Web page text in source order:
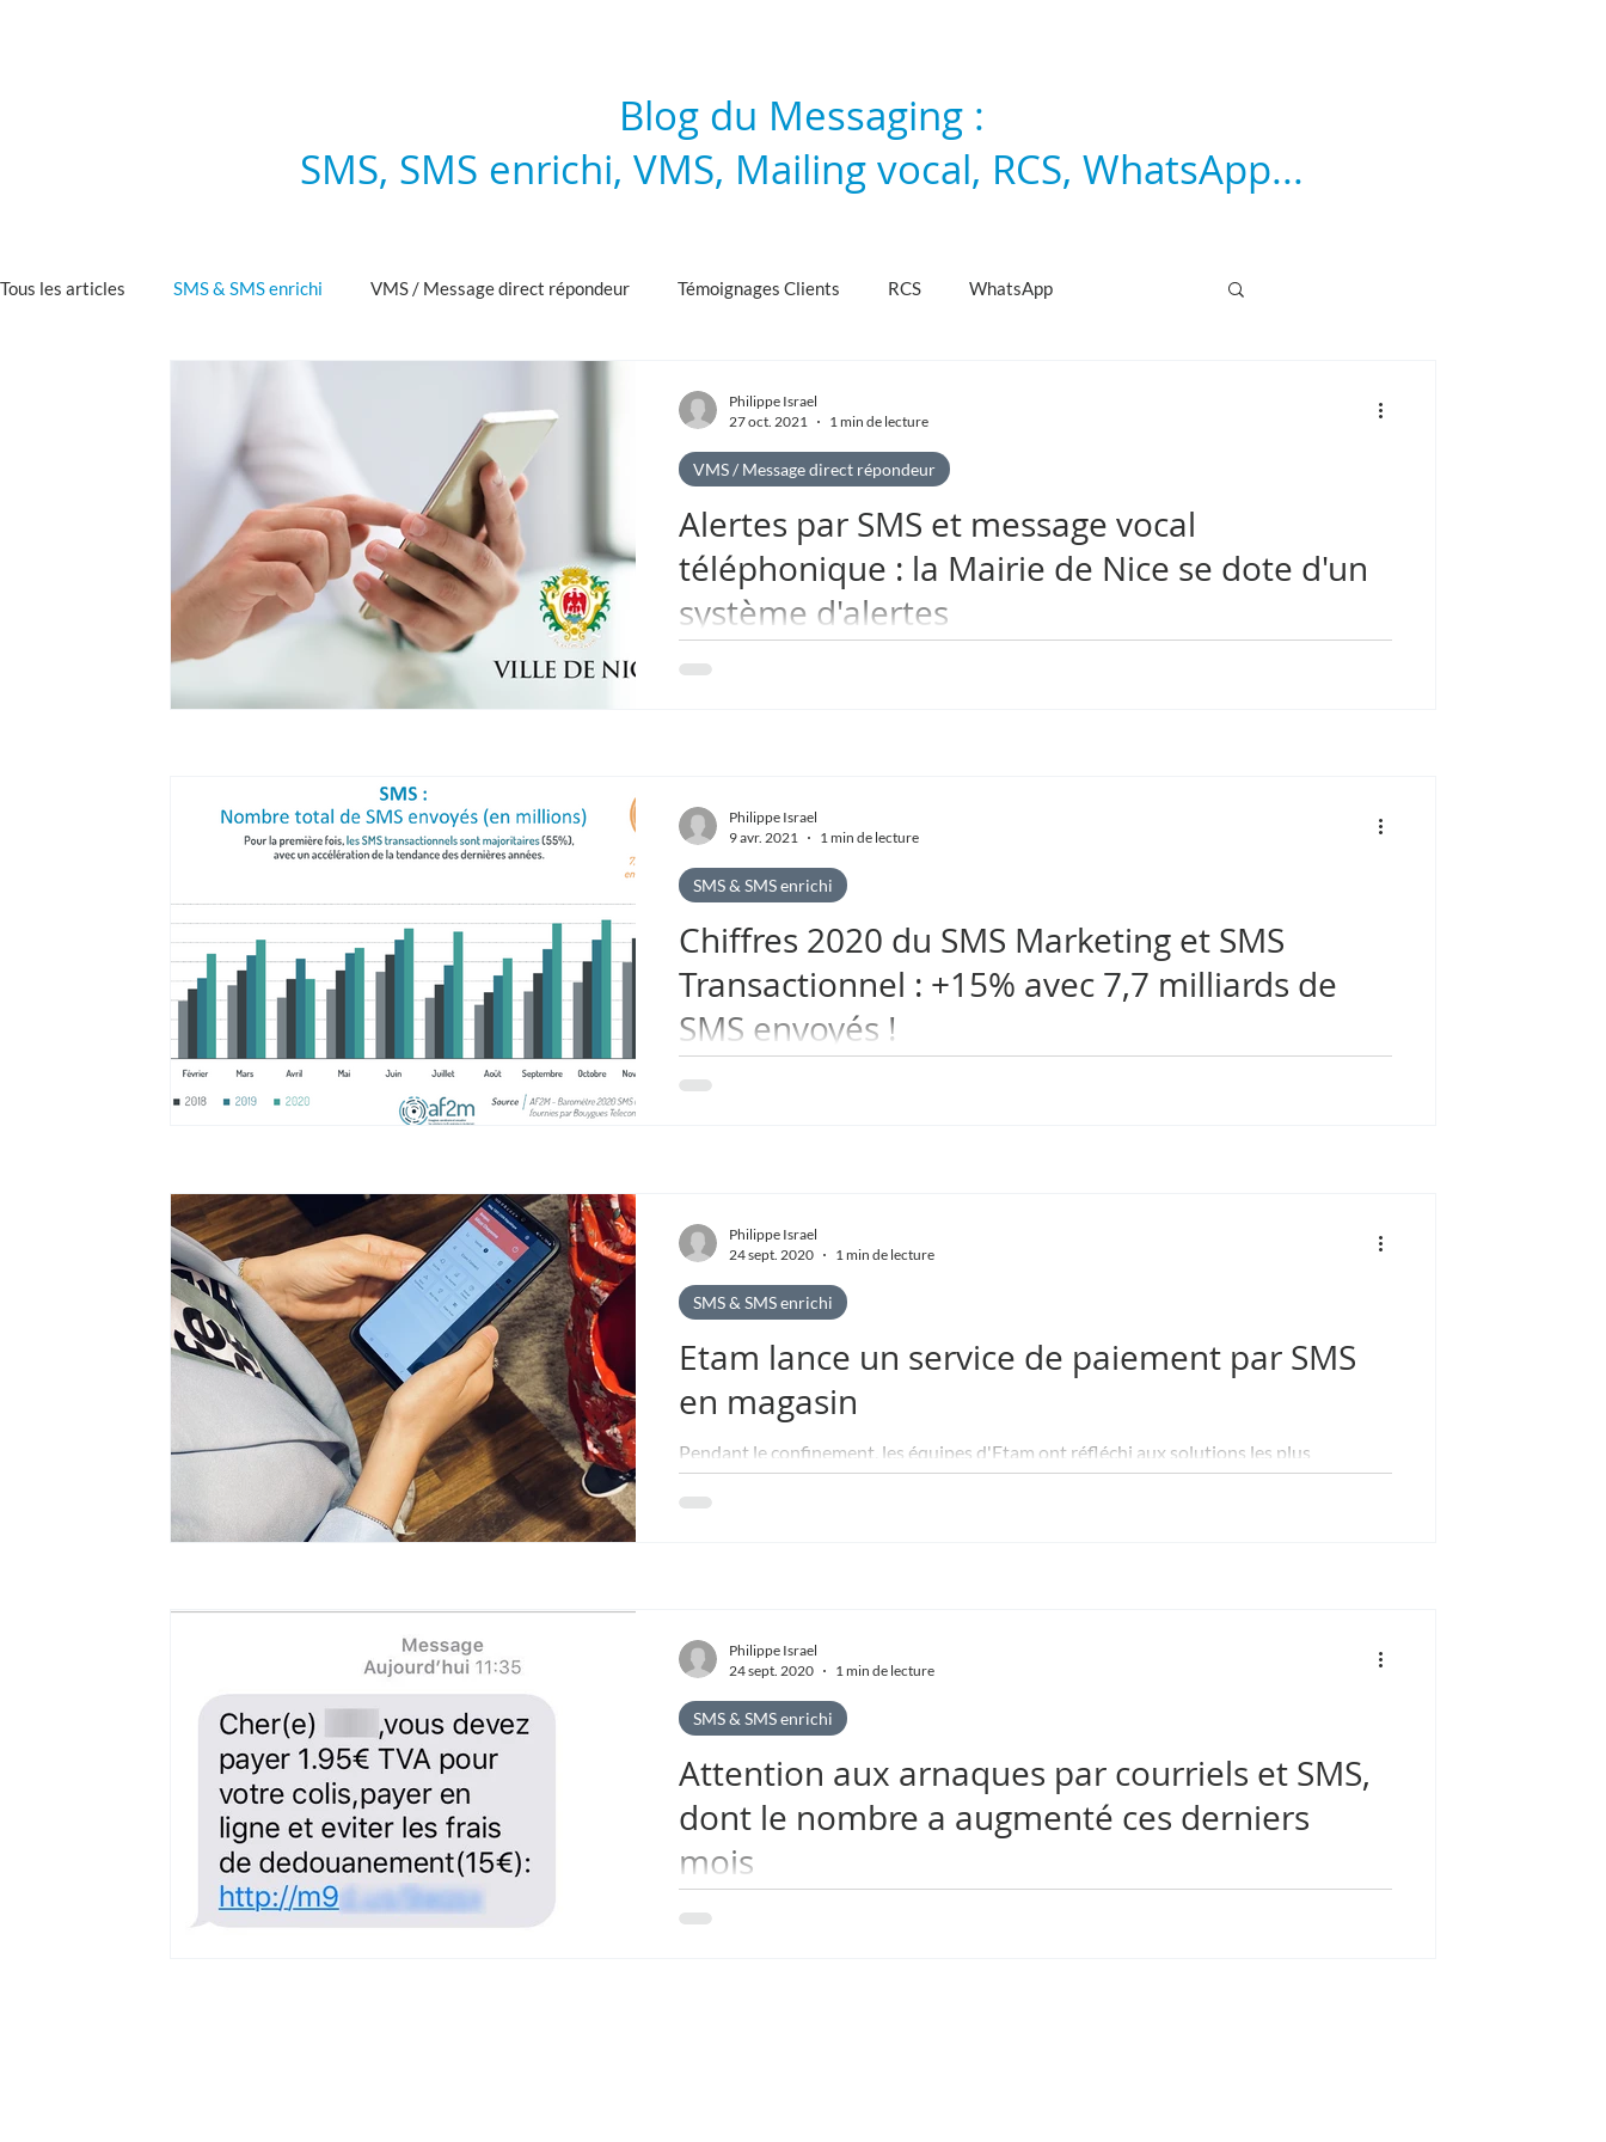
Blog du Messaging :
SMS, SMS enrichi, VMS, Mailing vocal, RCS, WhatsApp...
Tous les articles SMS & SMS enrichi VMS / Message direct répondeur Témoignages Clients RCS WhatsApp
Alertes par SMS et message vocal
téléphonique : la Mairie de Nice se dote d'un
système d'alertes
Après les crises successives de 2020, la tempête Alex puis celle du Covid-19, la mairie
VMS / Message direct répondeur
Philippe Israel
27 oct. 2021
1 min de lecture
Chiffres 2020 du SMS Marketing et SMS
Transactionnel : +15% avec 7,7 milliards de
SMS envoyés !
La Mobile Marketing Association France (MMAF) publie le baromètre annuel 2020 du
SMS & SMS enrichi
Philippe Israel
9 avr. 2021
1 min de lecture
Etam lance un service de paiement par SMS
en magasin
Pendant le confinement, les équipes d'Etam ont réfléchi aux solutions les plus
pertinentes pour faciliter le retour des clients en...
SMS & SMS enrichi
Philippe Israel
24 sept. 2020
1 min de lecture
Attention aux arnaques par courriels et SMS,
dont le nombre a augmenté ces derniers
mois
Malgré la grande vigilance des routeurs et facilitateurs d'email et de SMS (merci à eux !),
SMS & SMS enrichi
Philippe Israel
24 sept. 2020
1 min de lecture